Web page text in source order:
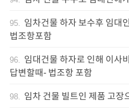
95. 임차건물 하자 보수후 임대
법조항포함
96. 임대건물 하자로 인해 이사
답변할때- 법조항 포함
98. 임차 건물 빌트인 제품 고장